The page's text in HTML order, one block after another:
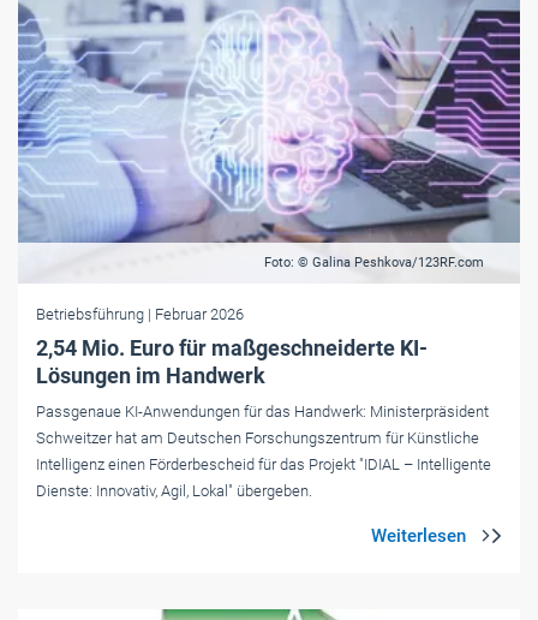
Foto: © Galina Peshkova/123RF.com
Betriebsführung | Februar 2026
2,54 Mio. Euro für maßgeschneiderte KI-
Lösungen im Handwerk
Passgenaue KI-Anwendungen für das Handwerk: Ministerpräsident
Schweitzer hat am Deutschen Forschungszentrum für Künstliche
Intelligenz einen Förderbescheid für das Projekt "IDIAL – Intelligente
Dienste: Innovativ, Agil, Lokal" übergeben.